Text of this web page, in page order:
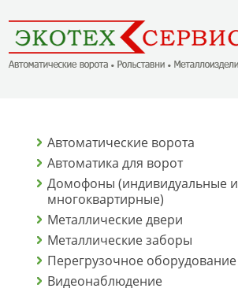
Автоматические ворота
Автоматика для ворот
Домофоны (индивидуальные и
многоквартирные)
Металлические двери
Металлические заборы
Перегрузочное оборудование
Видеонаблюдение